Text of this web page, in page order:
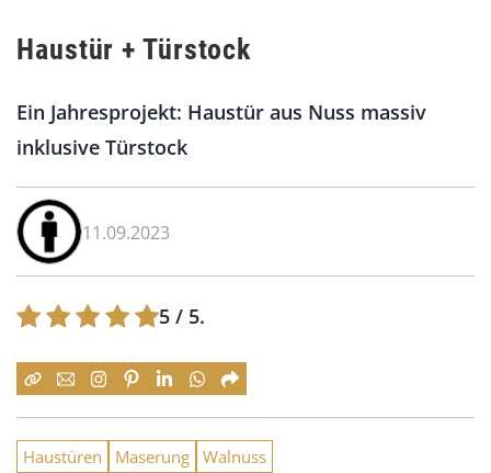
Haustür + Türstock
Ein Jahresprojekt: Haustür aus Nuss massiv
inklusive Türstock
11.09.2023
5 / 5.
Haustüren Maserung Walnuss